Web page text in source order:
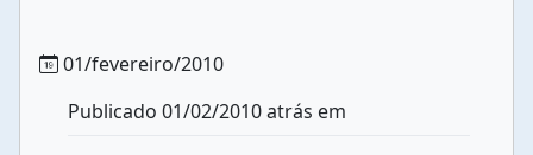
01/fevereiro/2010
Publicado 01/02/2010 atrás em